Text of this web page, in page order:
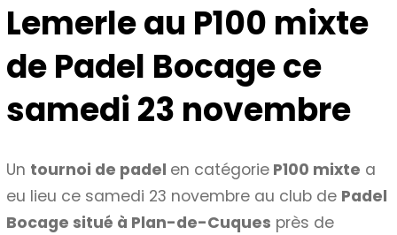
Lemerle au P100 mixte
de Padel Bocage ce
samedi 23 novembre
Un tournoi de padel en catégorie P100 mixte a
eu lieu ce samedi 23 novembre au club de Padel
Bocage situé à Plan-de-Cuques près de